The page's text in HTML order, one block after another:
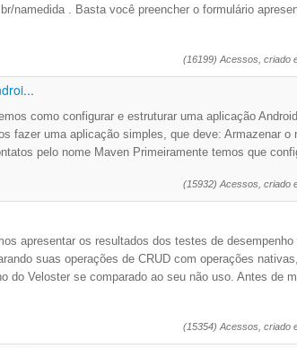
namedida . Basta você preencher o formulário
(16199) Acessos, criado
como configurar e estruturar uma aplicação
fazer uma aplicação simples, que deve: Armazenar o
pelo nome Maven Primeiramente temos que
(15932) Acessos, criado
apresentar os resultados dos testes de
suas operações de CRUD com operações
do Veloster se comparado ao seu não uso. Antes de
(15354) Acessos, criado